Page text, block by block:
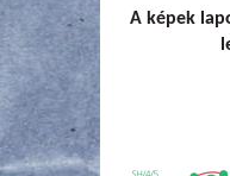
A képek